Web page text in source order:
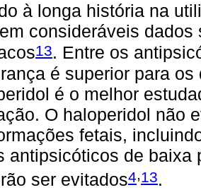
à longa história na
consideráveis
13. Entre os
é superior para
é o melhor
O haloperidol não
fetais,
antipsicóticos de baixa
ser evitados4,13.